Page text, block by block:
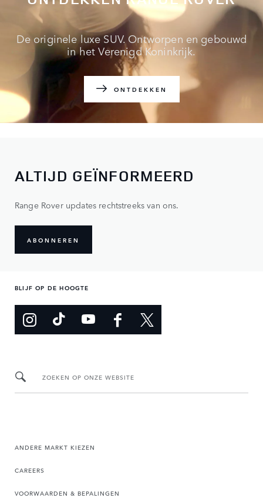
De originele luxe SUV. Ontworpen en gebouwd
in het Verenigd Koninkrijk.
ONTDEKKEN
ALTIJD GEÏNFORMEERD
Range Rover updates rechtstreeks van ons.
ABONNEREN
BLIJF OP DE HOOGTE
ZOEKEN OP ONZE WEBSITE
ANDERE MARKT KIEZEN
CAREERS
VOORWAARDEN & BEPALINGEN